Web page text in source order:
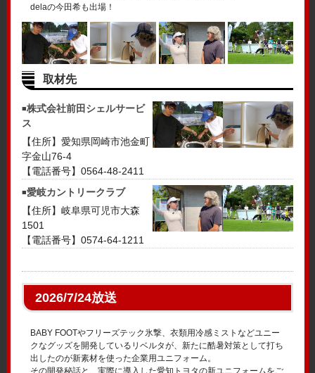
delaの今田希も出場！
取材先
株式会社前田シェルサービ
ス
【住所】愛知県岡崎市池金町
字金山76-4
【電話番号】0564-48-2411
愛岐カントリークラブ
【住所】岐阜県可児市大森
1501
【電話番号】0574-64-1211
2026/7/24放送
BABY FOOTやフリーズテック氷撃、衣類用冷感ミストなどユニー
クなグッズを開発しているリベルタが、新たに酷暑対策として打ち
出したのが新素材を使った企業用ユニフォーム。
その開発秘話と、実際に導入した愛知トヨタの新ユニフォームをご